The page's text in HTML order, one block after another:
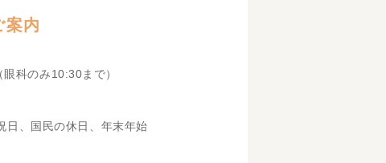
案内
科のみ10:30まで）
日、国民の休日、年末年始